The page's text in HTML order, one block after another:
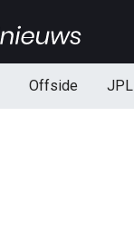
Offside JPL